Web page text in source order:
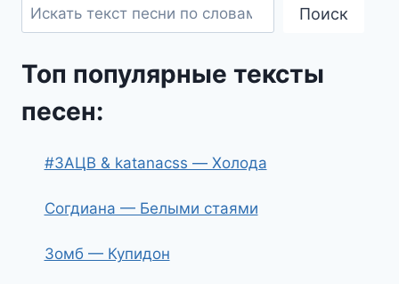
Поиск
Топ популярные тексты
песен:
#ЗАЦВ & katanacss — Холода
Согдиана — Белыми стаями
Зомб — Купидон